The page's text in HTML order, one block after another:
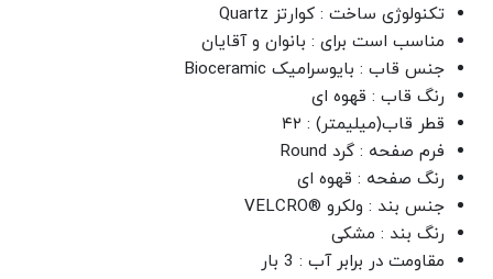
تکنولوژی ساخت : کوارتز Quartz
مناسب است برای : بانوان و آقایان
جنس قاب : بایوسرامیک Bioceramic
رنگ قاب : قهوه ای
قطر قاب(میلیمتر) : ۴۲
فرم صفحه : گرد Round
رنگ صفحه : قهوه ای
جنس بند : ولکرو ®VELCRO
رنگ بند : مشکی
مقاومت در برابر آب : 3 بار